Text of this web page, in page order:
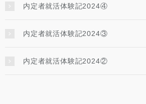
内定者就活体験記2024④
内定者就活体験記2024③
内定者就活体験記2024②